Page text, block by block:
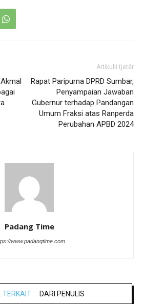
Artikulli tjetër
Rapat Paripurna DPRD Sumbar,
Penyampaian Jawaban
Gubernur terhadap Pandangan
Umum Fraksi atas Ranperda
Perubahan APBD 2024
Padang Time
www.padangtime.com
TERKAIT DARI PENULIS